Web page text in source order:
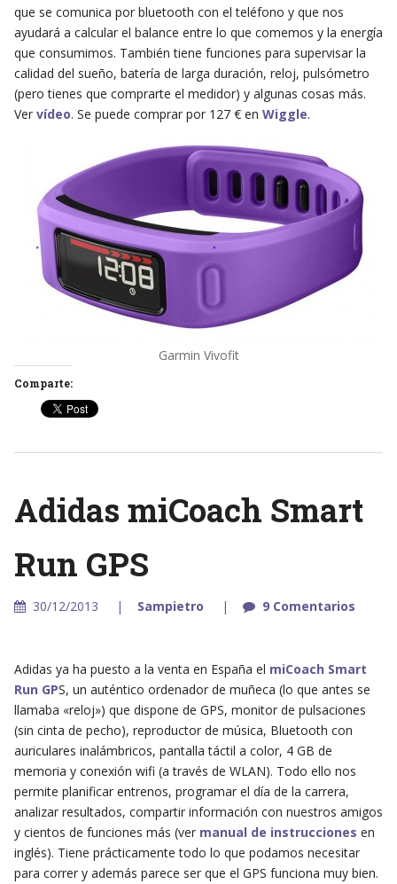
que se comunica por bluetooth con el teléfono y que nos
ayudará a calcular el balance entre lo que comemos y la energía
que consumimos. También tiene funciones para supervisar la
calidad del sueño, batería de larga duración, reloj, pulsómetro
(pero tienes que comprarte el medidor) y algunas cosas más.
Ver vídeo. Se puede comprar por 127 € en Wiggle.
Garmin Vivofit
Comparte:
Adidas miCoach Smart
Run GPS
30/12/2013 Sampietro 9 Comentarios
Adidas ya ha puesto a la venta en España el miCoach Smart
Run GPS, un auténtico ordenador de muñeca (lo que antes se
llamaba «reloj») que dispone de GPS, monitor de pulsaciones
(sin cinta de pecho), reproductor de música, Bluetooth con
auriculares inalámbricos, pantalla táctil a color, 4 GB de
memoria y conexión wifi (a través de WLAN). Todo ello nos
permite planificar entrenos, programar el día de la carrera,
analizar resultados, compartir información con nuestros amigos
y cientos de funciones más (ver manual de instrucciones en
inglés). Tiene prácticamente todo lo que podamos necesitar
para correr y además parece ser que el GPS funciona muy bien.